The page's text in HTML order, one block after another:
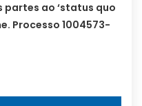
ao ‘status quo
Processo 1004573-